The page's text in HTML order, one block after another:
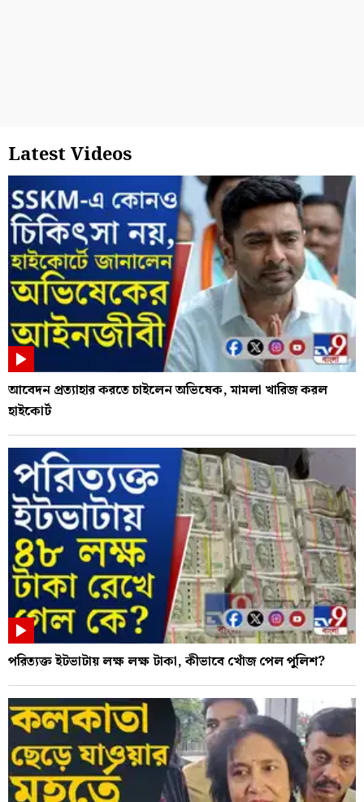
Latest Videos
আবেদন প্রত্যাহার করতে চাইলেন অভিষেক, মামলা খারিজ করল
হাইকোর্ট
পরিত্যক্ত ইটভাটায় লক্ষ লক্ষ টাকা, কীভাবে খোঁজ পেল পুলিশ?